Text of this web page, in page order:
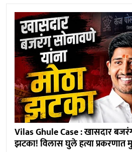
Vilas Ghule Case : खासदार
झटका! विलास घुले हत्या प्रकरणात